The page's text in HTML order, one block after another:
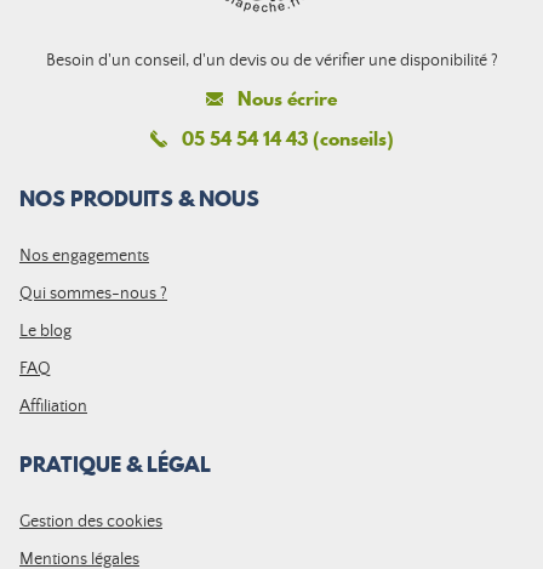
Besoin d'un conseil, d'un devis ou de vérifier une disponibilité ?
Nous écrire
05 54 54 14 43 (conseils)
NOS PRODUITS & NOUS
Nos engagements
Qui sommes-nous ?
Le blog
FAQ
Affiliation
PRATIQUE & LÉGAL
Gestion des cookies
Mentions légales